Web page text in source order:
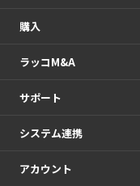
購入
ラッコM&A
サポート
システム連携
アカウント